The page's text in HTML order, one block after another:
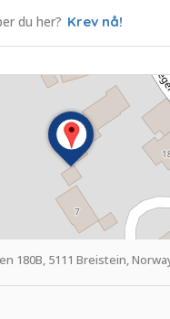
du her? Krev nå!
180B, 5111 Breistein,